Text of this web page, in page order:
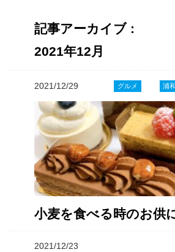
記事アーカイブ :
2021年12月
2021/12/29 グルメ 浦
小麦を食べる時のお供
2021/12/23